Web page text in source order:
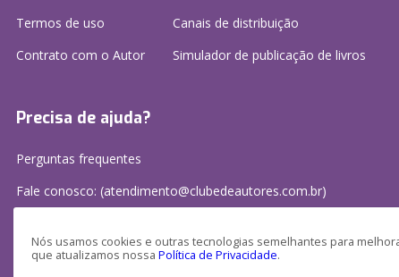
Nós usamos cookies e outras tecnologias semelhantes para
que atualizamos nossa Política de Privacidade.
Termos de uso
Contrato com o Autor
Canais de distribuição
Simulador de publicação de livros
Precisa de ajuda?
Perguntas frequentes
Fale conosco: (atendimento@clubedeautores.com.br)
Clube de Autores Publicações S/A - CNPJ: 16.779.786/0001-27